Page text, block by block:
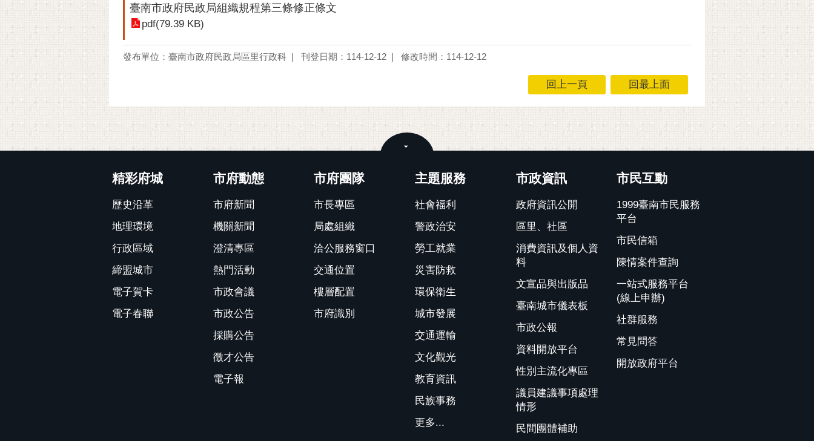
臺南市政府民政局組織規程第三條修正條文
pdf(79.39 KB)
發布單位：臺南市政府民政局區里行政科 刊登日期：114-12-12 修改時間：114-12-12
回上一頁 回最上面
精彩府城
歷史沿革
地理環境
行政區域
締盟城市
電子賀卡
電子春聯
市府動態
市府新聞
機關新聞
澄清專區
熱門活動
市政會議
市政公告
採購公告
徵才公告
電子報
市府團隊
市長專區
局處組織
洽公服務窗口
交通位置
樓層配置
市府識別
主題服務
社會福利
警政治安
勞工就業
災害防救
環保衛生
城市發展
交通運輸
文化觀光
教育資訊
民族事務
更多...
市政資訊
政府資訊公開
區里、社區
消費資訊及個人資
料
文宣品與出版品
臺南城市儀表板
市政公報
資料開放平台
性別主流化專區
議員建議事項處理
情形
民間團體補助
市民互動
1999臺南市民服務
平台
市民信箱
陳情案件查詢
一站式服務平台
(線上申辦)
社群服務
常見問答
開放政府平台